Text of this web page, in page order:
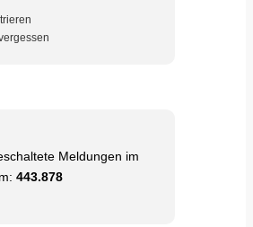
Meldungen im
443.878